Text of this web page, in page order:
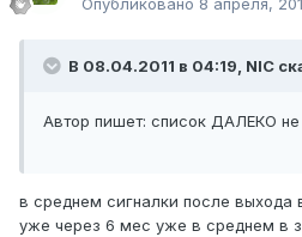
Опубликовано 8 апреля,
В 08.04.2011 в 04:19, NIC
Автор пишет: список ДАЛЕКО не
в среднем сигналки после
уже через 6 мес уже в среднем в